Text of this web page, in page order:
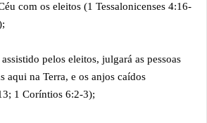
com os eleitos (1 Tessalonicenses 4:16-
pelos eleitos, julgará as pessoas
aqui na Terra, e os anjos caídos
1 Coríntios 6:2-3);